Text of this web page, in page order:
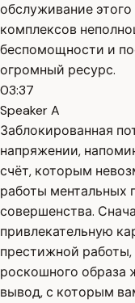
обслуживание
комплексов
беспомощности и
огромный ресурс.
03:37
Speaker A
Заблокированная
напряжении,
счёт, которым
работы ментальных
совершенства.
привлекательную
престижной
роскошного образа
вывод, с которым